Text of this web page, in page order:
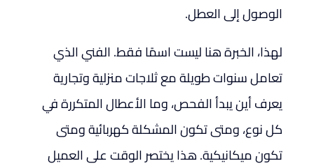
الوصول إلى العطل.
لهذا، الخبرة هنا ليست اسمًا فقط. الفني الذي
تعامل سنوات طويلة مع ثلاجات منزلية وتجارية
يعرف أين يبدأ الفحص، وما الأعطال المتكررة في
كل نوع، ومتى تكون المشكلة كهربائية ومتى
تكون ميكانيكية. هذا يختصر الوقت على العميل